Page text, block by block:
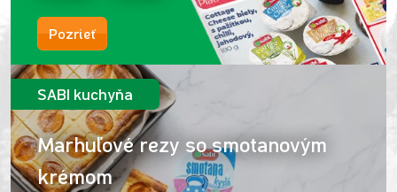
Pozrieť
SABI kuchyňa
Marhuľové rezy so smotanovým
krémom